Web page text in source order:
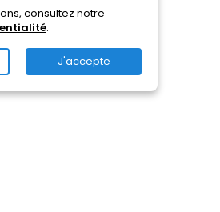
consultez notre
.
J'accepte